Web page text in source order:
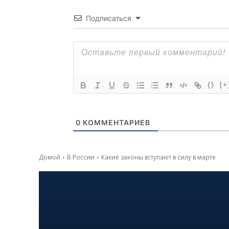
Подписаться
{}
0 КОММЕНТАРИЕВ